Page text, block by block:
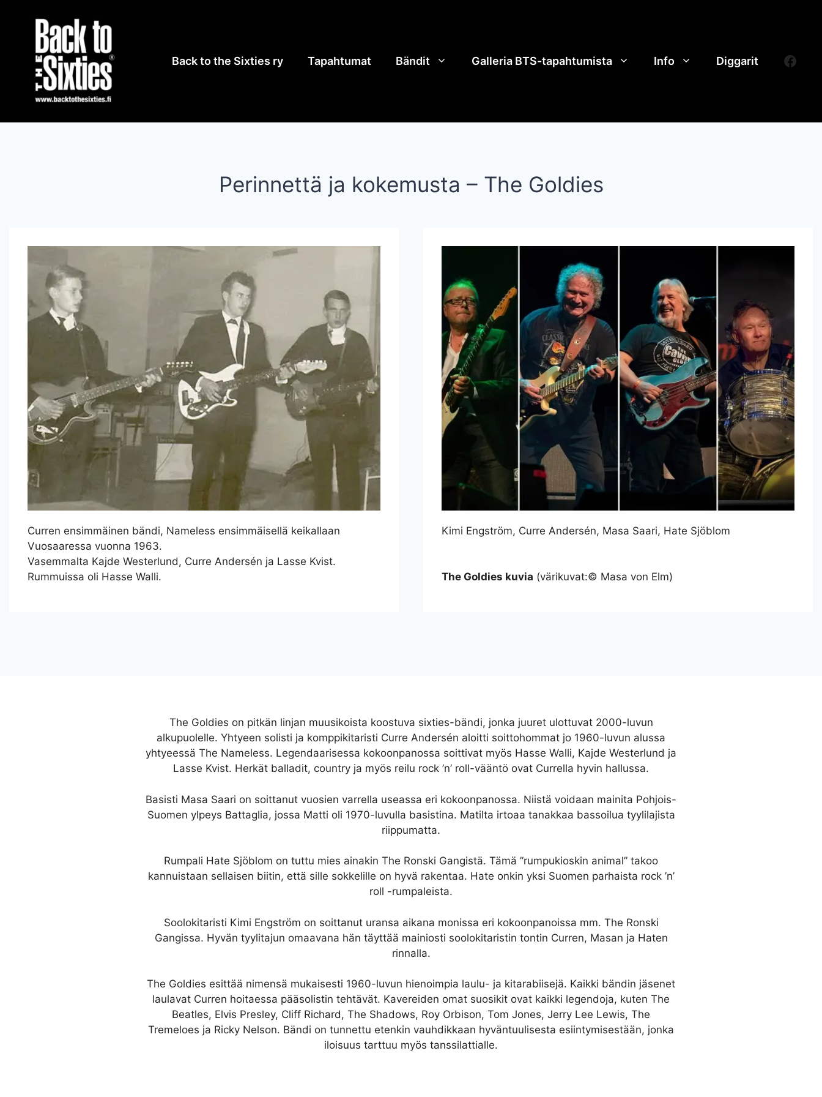
sisältöön
Back to the Sixties ry Tapahtumat Bändit Galleria BTS-tapahtumista Info Diggarit
Perinnettä ja kokemusta – The Goldies
Curren ensimmäinen bändi, Nameless ensimmäisellä keikallaan
Vuosaaressa vuonna 1963.
Vasemmalta Kajde Westerlund, Curre Andersén ja Lasse Kvist.
Rummuissa oli Hasse Walli.
Kimi Engström, Curre Andersén, Masa Saari, Hate Sjöblom
The Goldies kuvia (värikuvat:© Masa von Elm)
The Goldies on pitkän linjan muusikoista koostuva sixties-bändi, jonka juuret ulottuvat 2000-luvun
alkupuolelle. Yhtyeen solisti ja komppikitaristi Curre Andersén aloitti soittohommat jo 1960-luvun alussa
yhtyeessä The Nameless. Legendaarisessa kokoonpanossa soittivat myös Hasse Walli, Kajde Westerlund ja
Lasse Kvist. Herkät balladit, country ja myös reilu rock ’n’ roll-vääntö ovat Currella hyvin hallussa.
Basisti Masa Saari on soittanut vuosien varrella useassa eri kokoonpanossa. Niistä voidaan mainita Pohjois-
Suomen ylpeys Battaglia, jossa Matti oli 1970-luvulla basistina. Matilta irtoaa tanakkaa bassoilua tyylilajista
riippumatta.
Rumpali Hate Sjöblom on tuttu mies ainakin The Ronski Gangistä. Tämä ”rumpukioskin animal” takoo
kannuistaan sellaisen biitin, että sille sokkelille on hyvä rakentaa. Hate onkin yksi Suomen parhaista rock ’n’
roll -rumpaleista.
Soolokitaristi Kimi Engström on soittanut uransa aikana monissa eri kokoonpanoissa mm. The Ronski
Gangissa. Hyvän tyylitajun omaavana hän täyttää mainiosti soolokitaristin tontin Curren, Masan ja Haten
rinnalla.
The Goldies esittää nimensä mukaisesti 1960-luvun hienoimpia laulu- ja kitarabiisejä. Kaikki bändin jäsenet
laulavat Curren hoitaessa pääsolistin tehtävät. Kavereiden omat suosikit ovat kaikki legendoja, kuten The
Beatles, Elvis Presley, Cliff Richard, The Shadows, Roy Orbison, Tom Jones, Jerry Lee Lewis, The
Tremeloes ja Ricky Nelson. Bändi on tunnettu etenkin vauhdikkaan hyväntuulisesta esiintymisestään, jonka
iloisuus tarttuu myös tanssilattialle.